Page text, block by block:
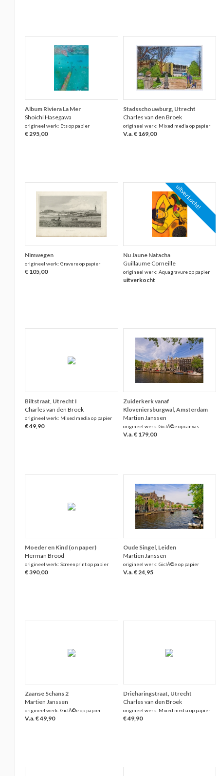
Album Riviera La Mer
Shoichi Hasegawa
origineel werk: Ets op papier
€ 295,00
Stadsschouwburg, Utrecht
Charles van den Broek
origineel werk: Mixed media op papier
V.a. € 169,00
Nimwegen
origineel werk: Gravure op papier
€ 105,00
uitverkocht!
Nu Jaune Natacha
Guillaume Corneille
origineel werk: Aquagravure op papier
uitverkocht
Biltstraat, Utrecht I
Charles van den Broek
origineel werk: Mixed media op papier
€ 49,90
Zuiderkerk vanaf
Kloveniersburgwal, Amsterdam
Martien Janssen
origineel werk: GiclÃ©e op canvas
V.a. € 179,00
Moeder en Kind (on paper)
Herman Brood
origineel werk: Screenprint op papier
€ 390,00
Oude Singel, Leiden
Martien Janssen
origineel werk: GiclÃ©e op papier
V.a. € 24,95
Zaanse Schans 2
Martien Janssen
origineel werk: GiclÃ©e op papier
V.a. € 49,90
Drieharingstraat, Utrecht
Charles van den Broek
origineel werk: Mixed media op papier
€ 49,90